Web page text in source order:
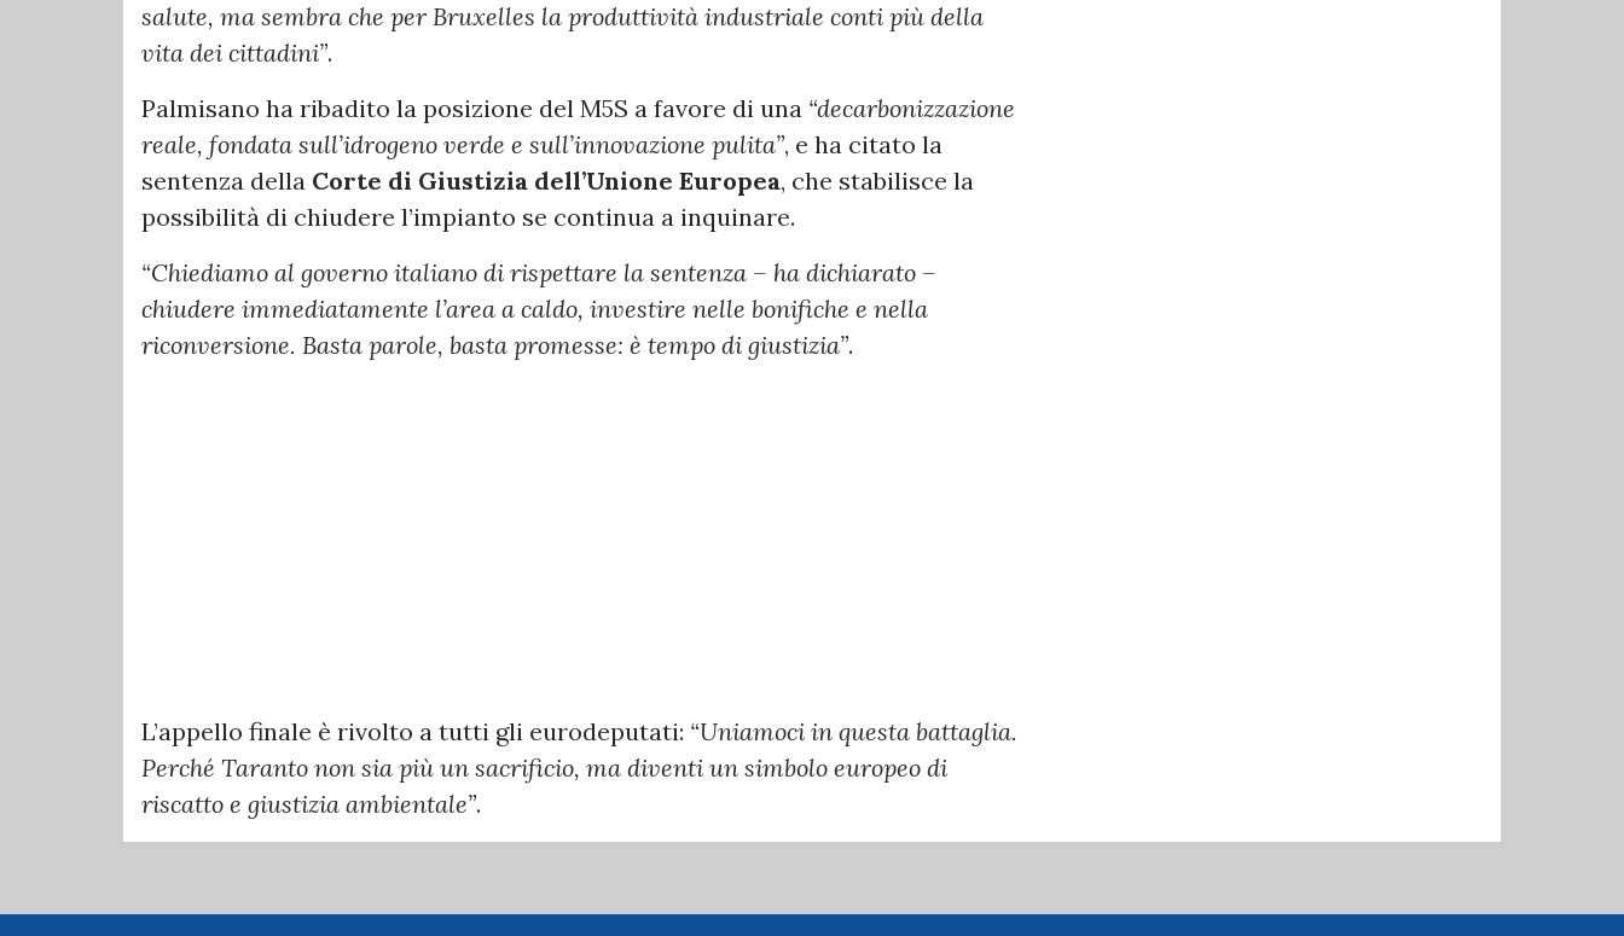
salute, ma sembra che per Bruxelles la produttività industriale conti più della
vita dei cittadini”.
Palmisano ha ribadito la posizione del M5S a favore di una “decarbonizzazione
reale, fondata sull’idrogeno verde e sull’innovazione pulita”, e ha citato la
sentenza della Corte di Giustizia dell’Unione Europea, che stabilisce la
possibilità di chiudere l’impianto se continua a inquinare.
“Chiediamo al governo italiano di rispettare la sentenza – ha dichiarato –
chiudere immediatamente l’area a caldo, investire nelle bonifiche e nella
riconversione. Basta parole, basta promesse: è tempo di giustizia”.
L’appello finale è rivolto a tutti gli eurodeputati: “Uniamoci in questa battaglia.
Perché Taranto non sia più un sacrificio, ma diventi un simbolo europeo di
riscatto e giustizia ambientale”.